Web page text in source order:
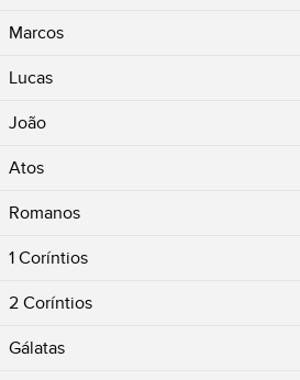
Marcos
Lucas
João
Atos
Romanos
1 Coríntios
2 Coríntios
Gálatas